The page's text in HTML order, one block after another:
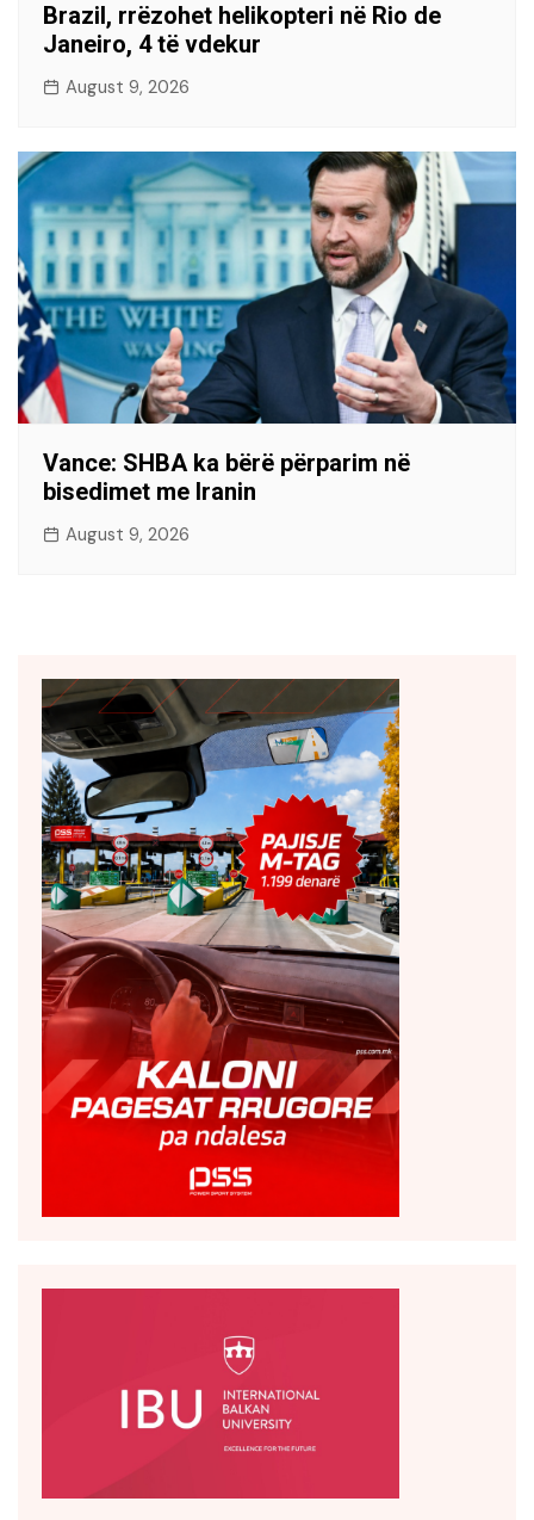
Brazil, rrëzohet helikopteri në Rio de
Janeiro, 4 të vdekur
August 9, 2026
Vance: SHBA ka bërë përparim në
bisedimet me Iranin
August 9, 2026